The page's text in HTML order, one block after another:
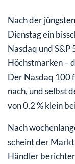
Projektionen
Fazit:
Nach der
Dienstag ein
Nasdaq und S&P
Höchstmarken –
Der Nasdaq 100
nach, und selbst
von 0,2 % klein
Nach
scheint der Markt
Händler